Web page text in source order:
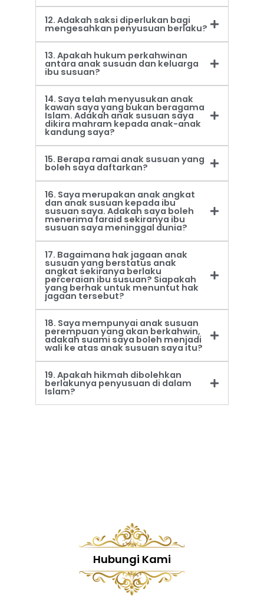
12. Adakah saksi diperlukan bagi
mengesahkan penyusuan berlaku?
13. Apakah hukum perkahwinan
antara anak susuan dan keluarga
ibu susuan?
14. Saya telah menyusukan anak
kawan saya yang bukan beragama
Islam. Adakah anak susuan saya
dikira mahram kepada anak-anak
kandung saya?
15. Berapa ramai anak susuan yang
boleh saya daftarkan?
16. Saya merupakan anak angkat
dan anak susuan kepada ibu
susuan saya. Adakah saya boleh
menerima faraid sekiranya ibu
susuan saya meninggal dunia?
17. Bagaimana hak jagaan anak
susuan yang berstatus anak
angkat sekiranya berlaku
perceraian ibu susuan? Siapakah
yang berhak untuk menuntut hak
jagaan tersebut?
18. Saya mempunyai anak susuan
perempuan yang akan berkahwin,
adakah suami saya boleh menjadi
wali ke atas anak susuan saya itu?
19. Apakah hikmah dibolehkan
berlakunya penyusuan di dalam
Islam?
Hubungi Kami